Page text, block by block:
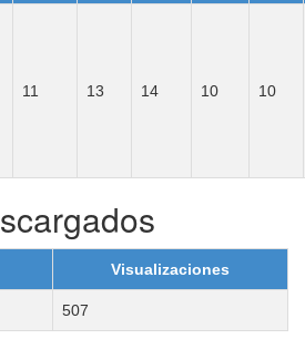
11 13 14 10 10
Visualizaciones
507